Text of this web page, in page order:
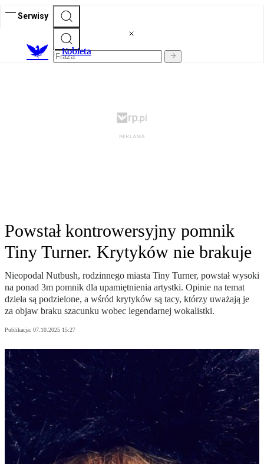
Serwisy
Kobieta
Powstał kontrowersyjny pomnik
Tiny Turner. Krytyków nie brakuje
Nieopodal Nutbush, rodzinnego miasta Tiny Turner, powstał wysoki
na ponad 3m pomnik dla upamiętnienia artystki. Opinie na temat
dzieła są podzielone, a wśród krytyków są tacy, którzy uważają je
za objaw braku szacunku wobec legendarnej wokalistki.
Publikacja: 07.10.2025 15:27